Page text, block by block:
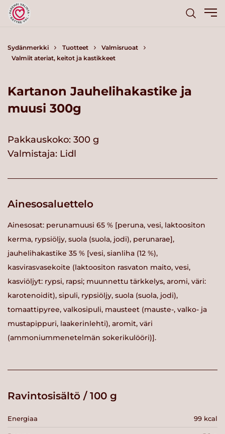
Sydänmerkki Tuotteet
Valmisruoat
Valmiit ateriat, keitot ja kastikkeet
Kartanon Jauhelihakastike ja
muusi 300g
Pakkauskoko: 300 g
Valmistaja: Lidl
Ainesosaluettelo
Ainesosat: perunamuusi 65 % [peruna, vesi, laktoositon
kerma, rypsiöljy, suola (suola, jodi), perunarae],
jauhelihakastike 35 % [vesi, sianliha (12 %),
kasvirasvasekoite (laktoositon rasvaton maito, vesi,
kasviöljyt: rypsi, rapsi; muunnettu tärkkelys, aromi, väri:
karotenoidit), sipuli, rypsiöljy, suola (suola, jodi),
tomaattipyree, valkosipuli, mausteet (mauste-, valko- ja
mustapippuri, laakerinlehti), aromit, väri
(ammoniummenetelmän sokerikulööri)].
Ravintosisältö / 100 g
Energiaa 99 kcal